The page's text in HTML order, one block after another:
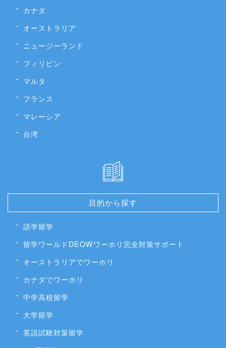
カナダ
オーストラリア
ニュージーランド
フィリピン
マルタ
フランス
マレーシア
台湾
目的から探す
語学留学
留学ワールドDEOWワーホリ完全対策サポート
オーストラリアでワーホリ
カナダでワーホリ
中学高校留学
大学留学
英語試験対策留学